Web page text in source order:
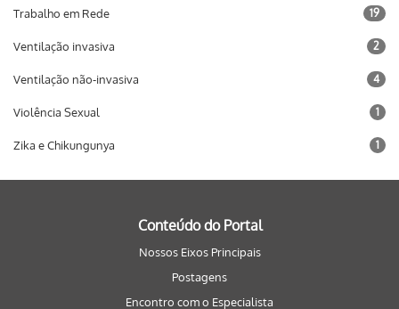
Trabalho em Rede 19
Ventilação invasiva 2
Ventilação não-invasiva 4
Violência Sexual 1
Zika e Chikungunya 1
Conteúdo do Portal
Nossos Eixos Principais
Postagens
Encontro com o Especialista